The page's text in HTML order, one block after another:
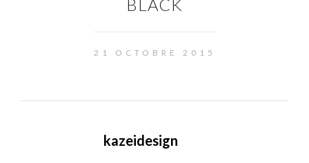
BLACK
21 OCTOBRE 2015
kazeidesign